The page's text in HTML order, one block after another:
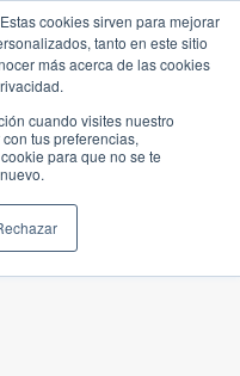
cookies sirven para mejorar
tanto en este sitio
más acerca de las cookies
cuando visites nuestro
tus preferencias,
para que no se te